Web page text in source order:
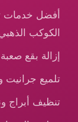
أفضل خدمات
الكوكب
إزالة بقع
تلميع جرانيت
تنظيف أبراج